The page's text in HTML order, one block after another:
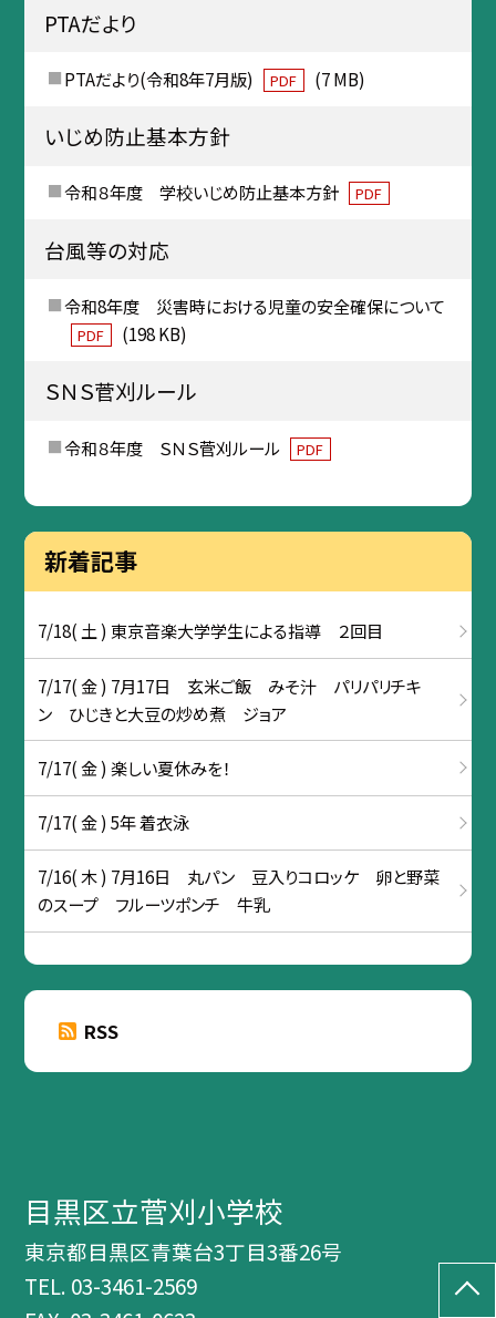
PTAだより
PTAだより(令和8年7月版) PDF (7 MB)
いじめ防止基本方針
令和８年度 学校いじめ防止基本方針 PDF
台風等の対応
令和8年度 災害時における児童の安全確保について
PDF (198 KB)
ＳＮＳ菅刈ルール
令和８年度 ＳＮＳ菅刈ルール PDF
新着記事
7/18( 土 ) 東京音楽大学学生による指導 ２回目
7/17( 金 ) 7月17日 玄米ご飯 みそ汁 パリパリチキ
ン ひじきと大豆の炒め煮 ジョア
7/17( 金 ) 楽しい夏休みを！
7/17( 金 ) 5年 着衣泳
7/16( 木 ) 7月16日 丸パン 豆入りコロッケ 卵と野菜
のスープ フルーツポンチ 牛乳
RSS
目黒区立菅刈小学校
東京都目黒区青葉台3丁目3番26号
TEL. 03-3461-2569